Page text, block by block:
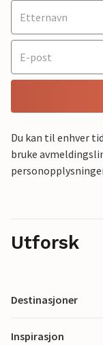
Du kan til enhver
bruke
Utforsk
Destinasjoner
Inspirasjon